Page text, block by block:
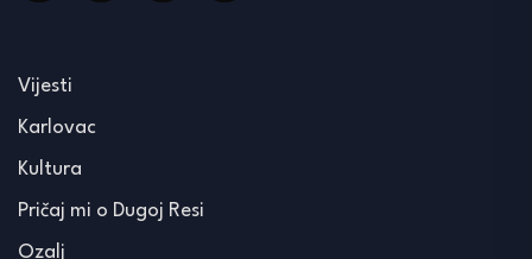
Vijesti
Karlovac
Kultura
Pričaj mi o Dugoj Resi
Ozalj